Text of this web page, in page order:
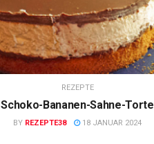
REZEPTE
Schoko-Bananen-Sahne-Torte
BY REZEPTE38 18 JANUAR 2024